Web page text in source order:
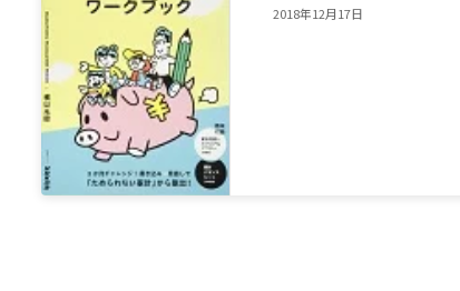
2018年12月17日